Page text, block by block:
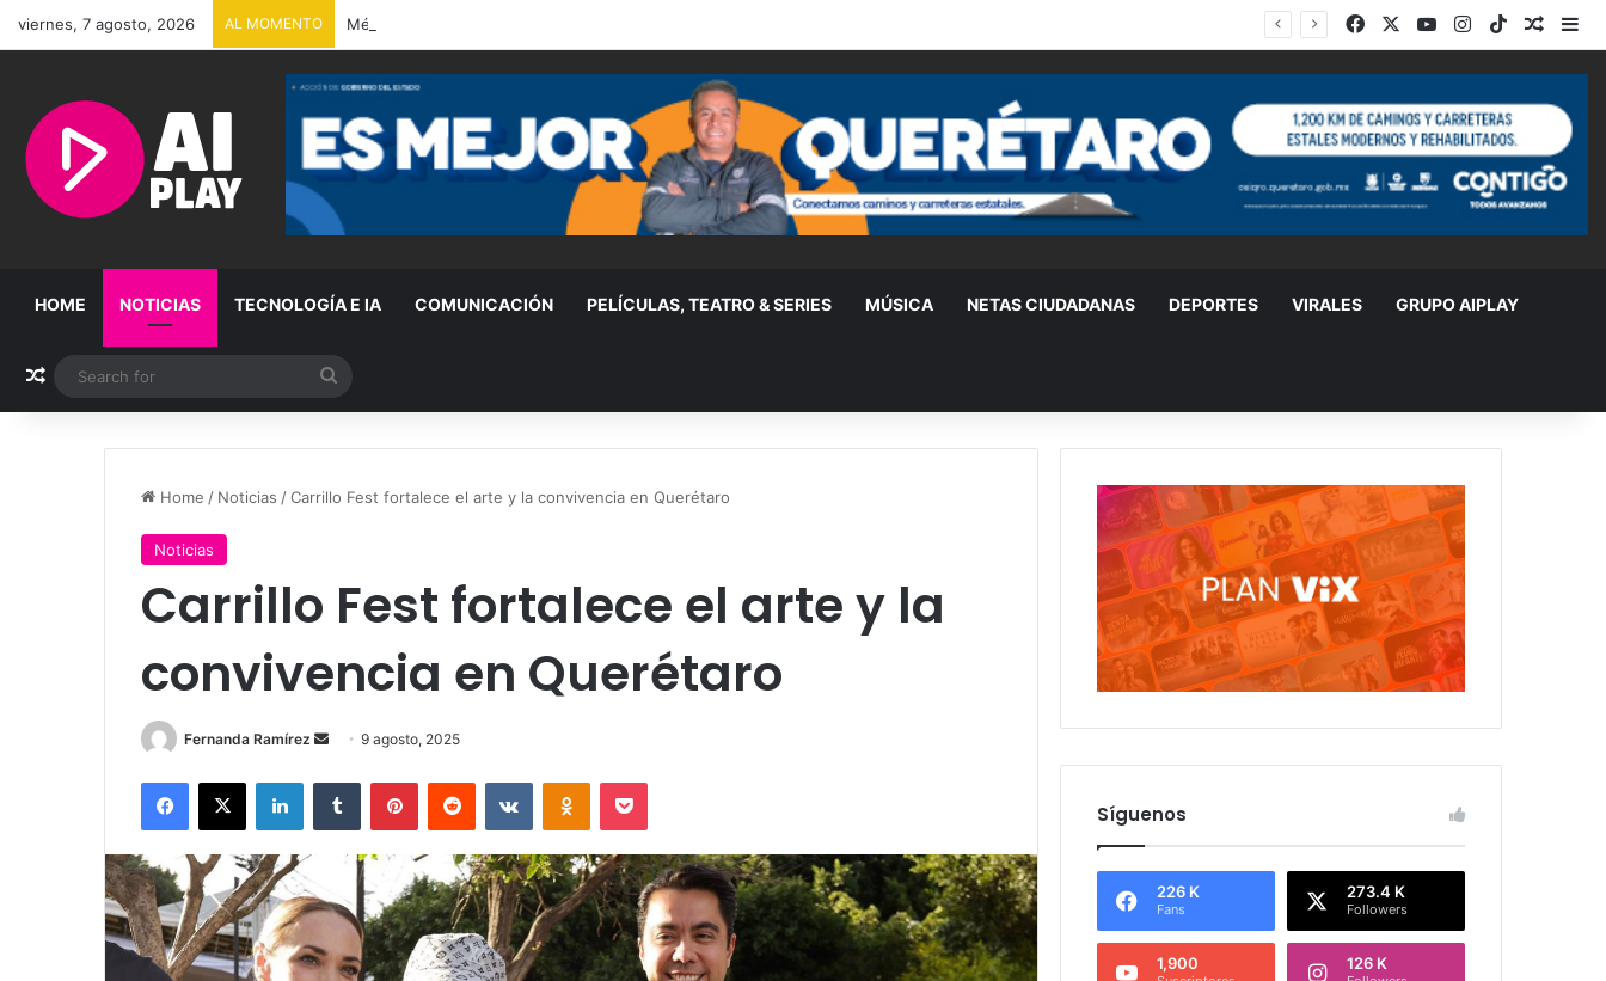
viernes, 7 agosto, 2026 AL MOMENTO México y Perú restablecen relaciones diplomáticas FacebookYouTubeInstagram
TikTok
HOME NOTICIAS TECNOLOGÍA E IA COMUNICACIÓN PELÍCULAS, TEATRO & SERIES MÚSICA NETAS CIUDADANAS DEPORTES VIRALES GRUPO AIPLAY
Random Article
for
Home / Noticias /Carrillo Fest fortalece el arte y la convivencia en Querétaro
Noticias
Carrillo Fest fortalece el arte y la
convivencia en Querétaro
Fernanda Ramírez
Send
email
9 agosto, 2025
Facebook
X LinkedInTumblr PinterestReddit VKontakteOdnoklassniki
Pocket
Síguenos